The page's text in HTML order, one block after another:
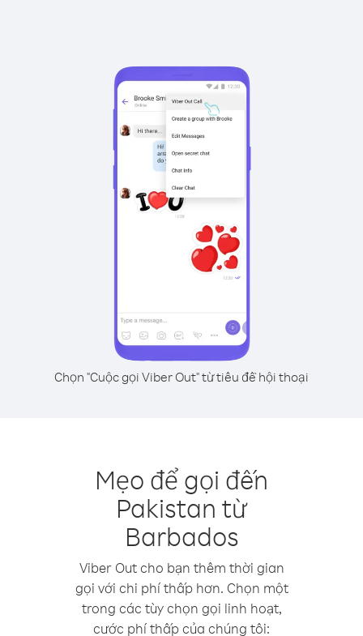
Chọn "Cuộc gọi Viber Out" từ tiêu đề hội thoại
Mẹo để gọi đến
Pakistan từ
Barbados
Viber Out cho bạn thêm thời gian
gọi với chi phí thấp hơn. Chọn một
trong các tùy chọn gọi linh hoạt,
cước phí thấp của chúng tôi: